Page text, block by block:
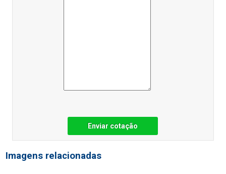
Enviar cotação
Imagens relacionadas